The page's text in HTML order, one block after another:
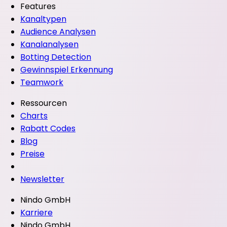
Features
Kanaltypen
Audience Analysen
Kanalanalysen
Botting Detection
Gewinnspiel Erkennung
Teamwork
Ressourcen
Charts
Rabatt Codes
Blog
Preise
Newsletter
Nindo GmbH
Karriere